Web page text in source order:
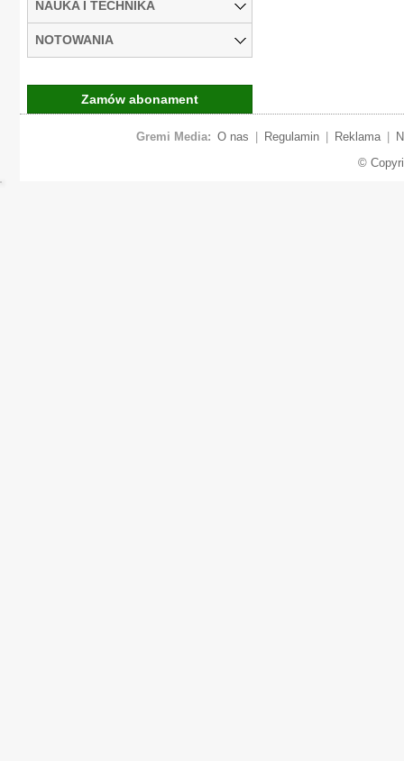
NAUKA I TECHNIKA
NOTOWANIA
Zamów abonament
Gremi Media: O nas Regulamin Reklama
©